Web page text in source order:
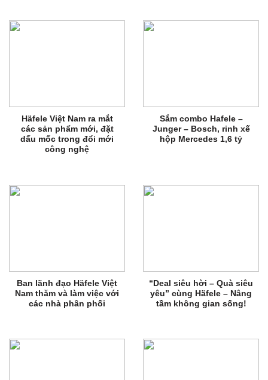
Häfele Việt Nam ra mắt
các sản phẩm mới, đặt
dấu mốc trong đổi mới
công nghệ
Sắm combo Hafele –
Junger – Bosch, rinh xế
hộp Mercedes 1,6 tỷ
Ban lãnh đạo Häfele Việt
Nam thăm và làm việc với
các nhà phân phối
“Deal siêu hời – Quà siêu
yêu” cùng Häfele – Nâng
tầm không gian sống!